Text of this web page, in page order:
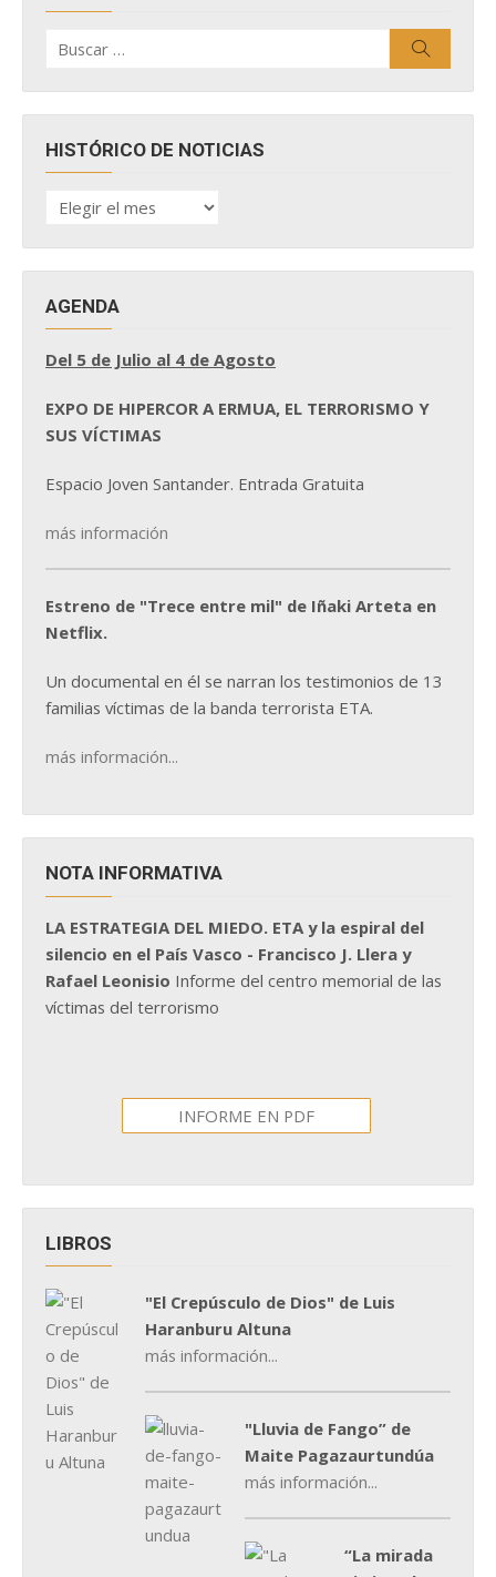
por:
HISTÓRICO DE NOTICIAS
HISTÓRICO
DE
AGENDA
Del 5 de Julio al 4 de Agosto
EXPO DE HIPERCOR A ERMUA, EL TERRORISMO Y
SUS VÍCTIMAS
Espacio Joven Santander. Entrada Gratuita
más información
Estreno de "Trece entre mil" de Iñaki Arteta en
Netflix.
Un documental en él se narran los testimonios de 13
familias víctimas de la banda terrorista ETA.
más información...
NOTA INFORMATIVA
LA ESTRATEGIA DEL MIEDO. ETA y la espiral del
silencio en el País Vasco - Francisco J. Llera y
Rafael Leonisio Informe del centro memorial de las
víctimas del terrorismo
INFORME EN PDF
LIBROS
"El Crepúsculo de Dios" de Luis
Haranburu Altuna
más información...
"Lluvia de Fango” de
Maite Pagazaurtundúa
más información...
“La mirada